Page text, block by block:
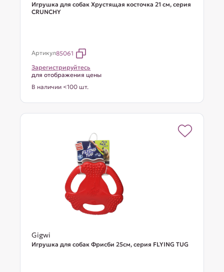
Игрушка для собак Хрустящая косточка 21 см, серия
CRUNCHY
Артикул85061
Зарегистрируйтесь
для отображения цены
В наличии <100 шт.
Gigwi
Игрушка для собак Фрисби 25см, серия FLYING TUG